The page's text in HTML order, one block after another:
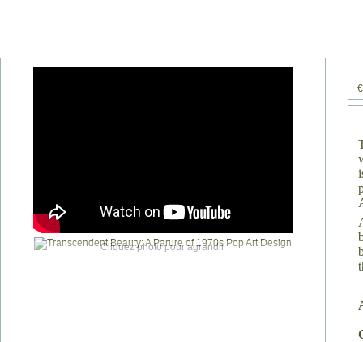
€
Cliquez photo pour agrandir